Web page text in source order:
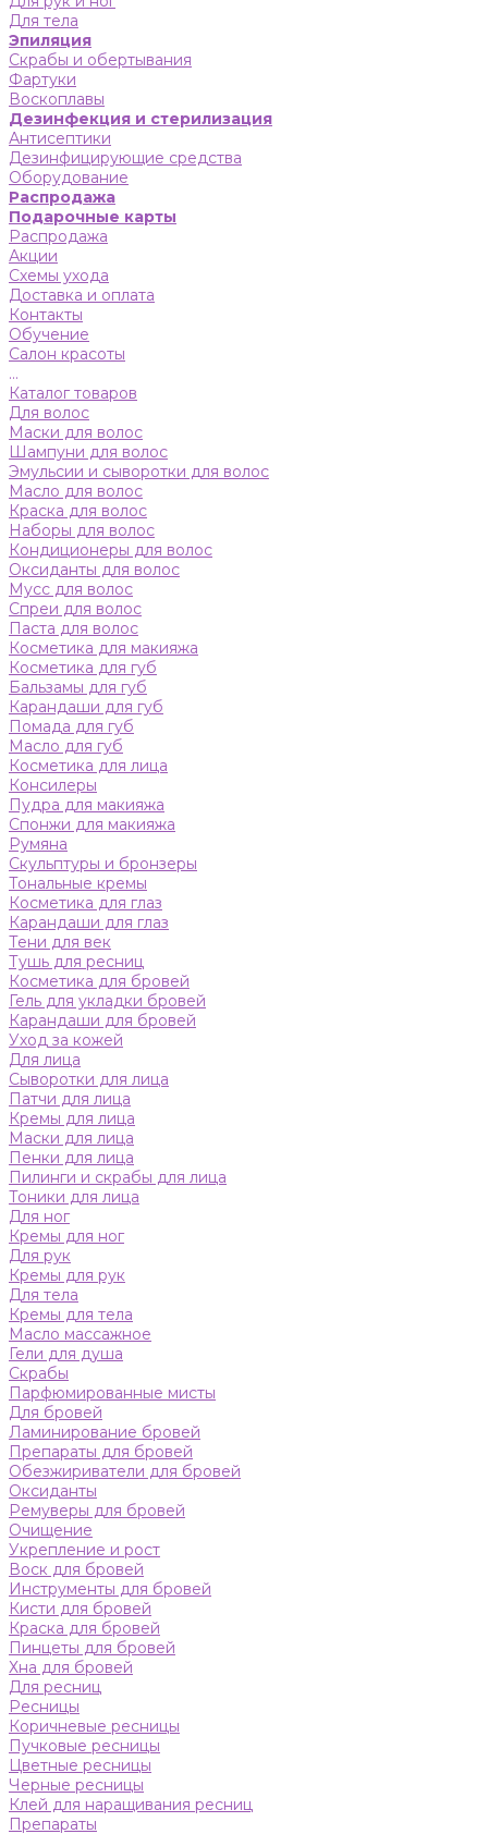
Для тела
Эпиляция
Скрабы и обертывания
Фартуки
Воскоплавы
Дезинфекция и стерилизация
Антисептики
Дезинфицирующие средства
Оборудование
Распродажа
Подарочные карты
Распродажа
Акции
Схемы ухода
Доставка и оплата
Контакты
Обучение
Салон красоты
...
Каталог товаров
Для волос
Маски для волос
Шампуни для волос
Эмульсии и сыворотки для волос
Масло для волос
Краска для волос
Наборы для волос
Кондиционеры для волос
Оксиданты для волос
Мусс для волос
Спреи для волос
Паста для волос
Косметика для макияжа
Косметика для губ
Бальзамы для губ
Карандаши для губ
Помада для губ
Масло для губ
Косметика для лица
Консилеры
Пудра для макияжа
Спонжи для макияжа
Румяна
Скульптуры и бронзеры
Тональные кремы
Косметика для глаз
Карандаши для глаз
Тени для век
Тушь для ресниц
Косметика для бровей
Гель для укладки бровей
Карандаши для бровей
Уход за кожей
Для лица
Сыворотки для лица
Патчи для лица
Кремы для лица
Маски для лица
Пенки для лица
Пилинги и скрабы для лица
Тоники для лица
Для ног
Кремы для ног
Для рук
Кремы для рук
Для тела
Кремы для тела
Масло массажное
Гели для душа
Скрабы
Парфюмированные мисты
Для бровей
Ламинирование бровей
Препараты для бровей
Обезжириватели для бровей
Оксиданты
Ремуверы для бровей
Очищение
Укрепление и рост
Воск для бровей
Инструменты для бровей
Кисти для бровей
Краска для бровей
Пинцеты для бровей
Хна для бровей
Для ресниц
Ресницы
Коричневые ресницы
Пучковые ресницы
Цветные ресницы
Черные ресницы
Клей для наращивания ресниц
Препараты